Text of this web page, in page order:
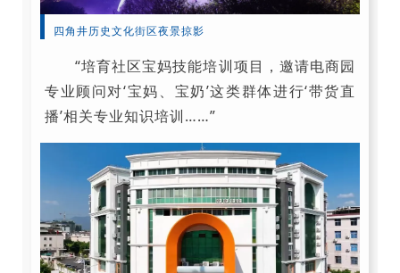
四角井历史文化街区夜景掠影
“培育社区宝妈技能培训项目，邀请电商园
专业顾问对‘宝妈、宝奶’这类群体进行‘带货直
播’相关专业知识培训……”